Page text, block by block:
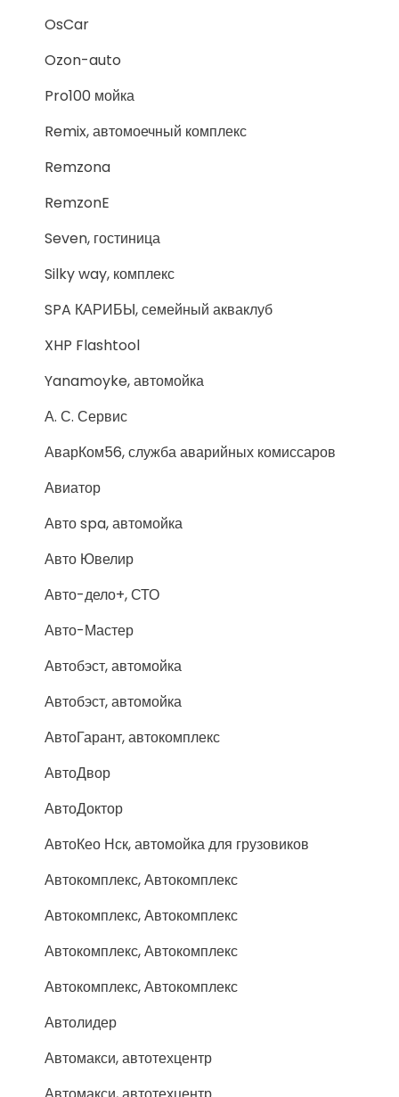
OsCar
Ozon-auto
Pro100 мойка
Remix, автомоечный комплекс
Remzona
RemzonE
Seven, гостиница
Silky way, комплекс
SPA КАРИБЫ, семейный акваклуб
XHP Flashtool
Yanamoyke, автомойка
А. С. Сервис
АварКом56, служба аварийных комиссаров
Авиатор
Авто spa, автомойка
Авто Ювелир
Авто-дело+, СТО
Авто-Мастер
Автобэст, автомойка
Автобэст, автомойка
АвтоГарант, автокомплекс
АвтоДвор
АвтоДоктор
АвтоКео Нск, автомойка для грузовиков
Автокомплекс, Автокомплекс
Автокомплекс, Автокомплекс
Автокомплекс, Автокомплекс
Автокомплекс, Автокомплекс
Автолидер
Автомакси, автотехцентр